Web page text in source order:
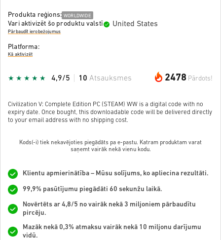
Produkta reģions: WORLDWIDE
Vari aktivizēt šo produktu valstī United States
Pārbaudīt ierobežojumus
Platforma:
Kā aktivizēt
2478 Pārdots!
4,9/5 10 Atsauksmes
Civilization V: Complete Edition PC (STEAM) WW is a digital code with no
expiry date. Once bought, this downloadable code will be delivered directly
to your email address with no shipping cost.
Kods(-i) tiek nekavējoties piegādāts pa e-pastu. Katram produktam varat
saņemt vairāk nekā vienu kodu.
Klientu apmierinātība – Mūsu solījums, ko apliecina rezultāti.
99,9% pasūtījumu piegādāti 60 sekunžu laikā.
Novērtēts ar 4,8/5 no vairāk nekā 3 miljoniem pārbaudītu
pircēju.
Mazāk nekā 0,3% atmaksu vairāk nekā 10 miljonu darījumu
vidū.